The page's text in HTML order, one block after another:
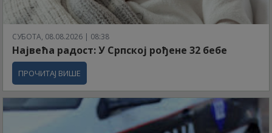
СУБОТА, 08.08.2026 | 08:38
Највећа радост: У Српској рођене 32 бебе
ПРОЧИТАЈ ВИШЕ